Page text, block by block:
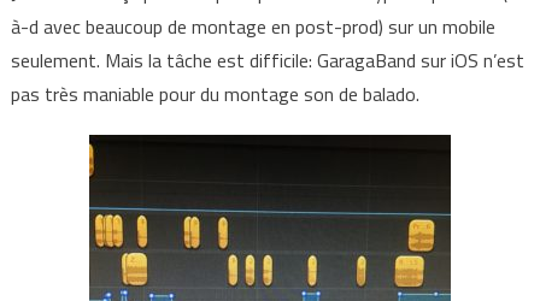
à-d avec beaucoup de montage en post-prod) sur un mobile
seulement. Mais la tâche est difficile: GaragaBand sur iOS n’est
pas très maniable pour du montage son de balado.